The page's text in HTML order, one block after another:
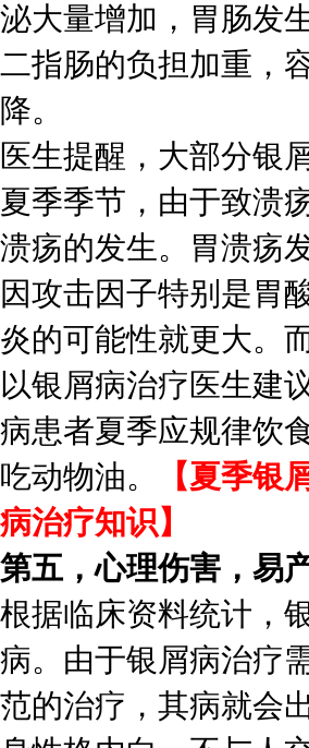
泌大量增加，胃肠发
二指肠的负担加重，
降。
医生提醒，大部分银
夏季季节，由于致溃
溃疡的发生。胃溃疡
因攻击因子特别是胃
炎的可能性就更大。
以银屑病治疗医生建
病患者夏季应规律饮
吃动物油。
【夏季银
病治疗知识】
第五，心理伤害，易
根据临床资料统计，
病。由于银屑病治疗
范的治疗，其病就会